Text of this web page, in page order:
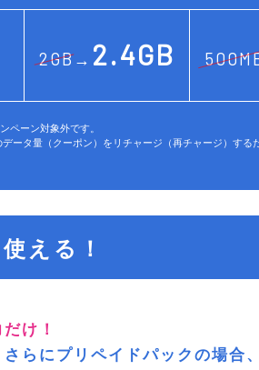
2GB→ 2.4GB
ペーン対象外です。
ータ量（クーポン）をリチャージ（再チャージ）する
える！
け！
らにプリペイドパックの場合、